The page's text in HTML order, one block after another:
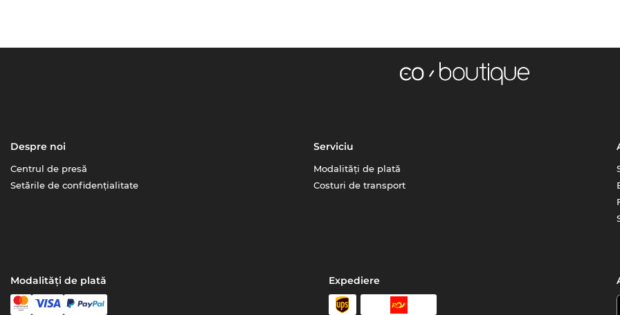
Despre noi
Centrul de presă
Setările de confidențialitate
Serviciu
Modalități de plată
Costuri de transport
Modalități de plată Expediere